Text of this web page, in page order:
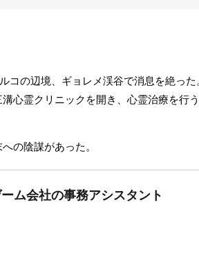
コの辺境、ギョレメ渓谷で消息を絶っ
溝心霊クリニックを開き、心霊治療を行
の陰謀があった。
ム会社の事務アシスタント